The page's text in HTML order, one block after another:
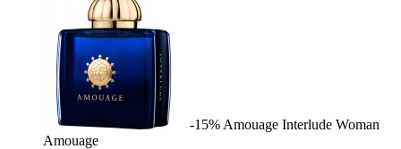
-15% Amouage Interlude Woman
Amouage